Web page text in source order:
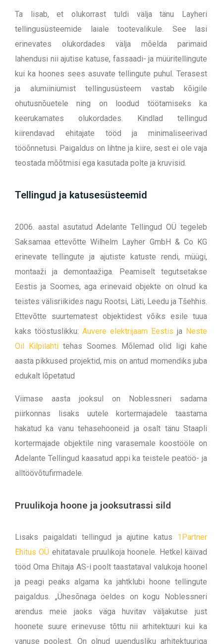
Ta lisab, et olukorrast tuldi välja tänu Layheri
tellingusüsteemide laiale tootevalikule. See lasi
erinevates olukordades välja mõelda parimaid
lahendusi nii ajutise katuse, fassaadi- ja müüritellingute
kui ka hoones sees asuvate tellingute puhul. Terasest
ja alumiiniumist tellingusüsteem vastab kõigile
ohutusnõuetele ning on loodud töötamiseks ka
keerukamates olukordades. Kindlad tellingud
kiirendavad ehitajate tööd ja minimaliseerivad
tööõnnetusi. Paigaldus on lihtne ja kiire, sest ei ole vaja
teostada mõõtmisi ega kasutada polte ja kruvisid.
Tellingud ja katusesüsteemid
2006. aastal asutatud Adelante Tellingud OÜ tegeleb
Saksamaa ettevõtte Wilhelm Layher GmbH & Co KG
erinevate tellingute ja ajutiste katuste rendi, müügi,
montaaži ja demontaažiga. Peamiselt tegutsetakse
Eestis ja Soomes, aga erinevaid objekte on olnud ka
teistes välisriikides nagu Rootsi, Läti, Leedu ja Tšehhis.
Ettevõtte suurtematest objektidest võiks esile tuua
kaks tööstuslikku: Auvere elektrijaam Eestis ja Neste
Oil Kilpilahtitehas Soomes. Mõlemad olid ligi kahe
aasta pikkused projektid, mis on antud momendiks juba
edukalt lõpetatud
Viimase aasta jooksul on Noblessneri sadama
piirkonnas lisaks uutele kortermajadele taastama
hakatud ka vanu tehasehooneid ja osalt tänu Staapli
kortermajade objektile ning varasemale koostööle on
Adelante Tellingud kaasatud appi ka teistele peatöö- ja
alltöövõtufirmadele.
Pruulikoja hoone ja jooksutrassi sild
Lisaks paigaldati tellingud ja ajutine katus 1Partner
Ehitus OÜ ehitatavale pruulikoja hoonele. Hetkel käivad
tööd Oma Ehitaja AS-i poolt taastataval valukoja hoonel
ja peagi peaks algama ka jahtklubi hoone tellingute
paigaldus. „Ühesõnaga öeldes on kogu Noblessneri
arendus meie jaoks väga huvitav väljakutse just
hoonete suure erinevuse tõttu nii arhitektuuri kui ka
vanuse poolest. On olnud uuendusliku arhitektuuriga